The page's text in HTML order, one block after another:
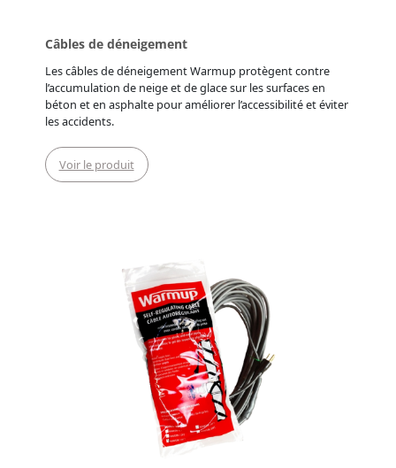
Câbles de déneigement
Les câbles de déneigement Warmup protègent contre
l’accumulation de neige et de glace sur les surfaces en
béton et en asphalte pour améliorer l’accessibilité et éviter
les accidents.
Voir le produit